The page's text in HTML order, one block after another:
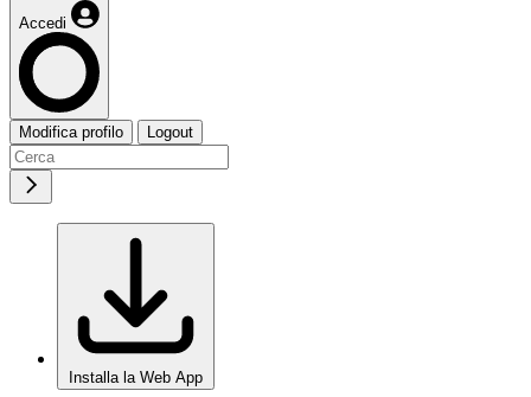
Accedi
Modifica profilo Logout
Installa la Web App